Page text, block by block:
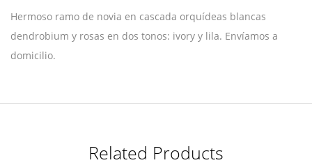
Hermoso ramo de novia en cascada orquídeas blancas
dendrobium y rosas en dos tonos: ivory y lila. Envíamos a
domicilio.
Related Products